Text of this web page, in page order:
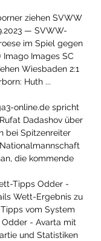
ziehen SVWW
— SVWW-
im Spiel gegen
Images SC
Wiesbaden 2:1
Huth ...
online.de spricht
Dadashov über
bei Spitzenreiter
die kommende
Tipps Odder -
Wett-Ergebnis zu
vom System
- Avarta mit
und Statistiken